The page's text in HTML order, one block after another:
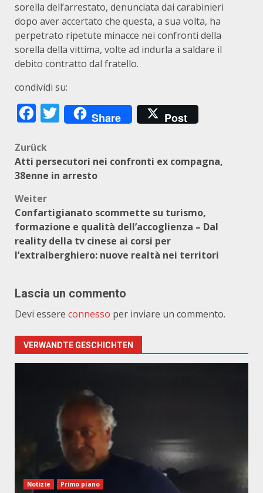
sorella dell’arrestato, denunciata dai carabinieri
dopo aver accertato che questa, a sua volta, ha
perpetrato ripetute minacce nei confronti della
sorella della vittima, volte ad indurla a saldare il
debito contratto dal fratello.
condividi su:
Facebook
Twitter
Share Post
Beitragsnavigation
Zurück
Atti persecutori nei confronti ex compagna,
38enne in arresto
Weiter
Confartigianato scommette su turismo,
formazione e qualità dell’accoglienza – Dal
reality della tv cinese ai corsi per
l’extralberghiero: nuove realtà nei territori
Lascia un commento
Devi essere connesso per inviare un commento.
VERWANDTE GESCHICHTEN
Notizie Primo piano